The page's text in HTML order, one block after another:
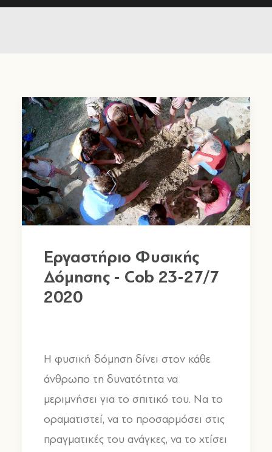
Εργαστήριο Φυσικής
Δόμησης - Cob 23-27/7
2020
Η φυσική δόμηση δίνει στον κάθε
άνθρωπο τη δυνατότητα να
μεριμνήσει για το σπιτικό του. Να το
οραματιστεί, να το προσαρμόσει στις
πραγματικές του ανάγκες, να το χτίσει